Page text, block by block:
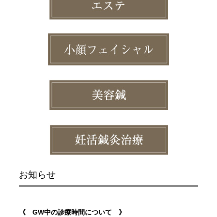
お知らせ
《 GW中の診療時間について 》